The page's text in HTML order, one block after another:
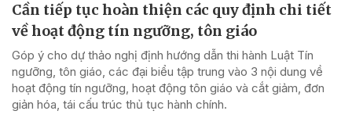
Cần tiếp tục hoàn thiện các quy định chi tiết
về hoạt động tín ngưỡng, tôn giáo
Góp ý cho dự thảo nghị định hướng dẫn thi hành Luật Tín
ngưỡng, tôn giáo, các đại biểu tập trung vào 3 nội dung về
hoạt động tín ngưỡng, hoạt động tôn giáo và cắt giảm, đơn
giản hóa, tái cấu trúc thủ tục hành chính.